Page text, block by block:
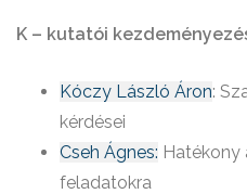
K – kutatói
Kóczy László Áron:
kérdései
Cseh Ágnes: Hatékony
feladatokra